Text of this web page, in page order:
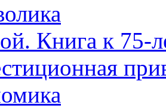
Книга к 75-